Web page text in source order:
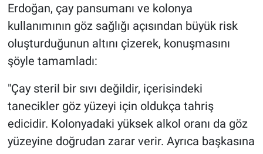
Erdoğan, çay pansumanı ve kolonya
kullanımının göz sağlığı açısından büyük risk
oluşturduğunun altını çizerek, konuşmasını
şöyle tamamladı:
"Çay steril bir sıvı değildir, içerisindeki
tanecikler göz yüzeyi için oldukça tahriş
edicidir. Kolonyadaki yüksek alkol oranı da göz
yüzeyine doğrudan zarar verir. Ayrıca başkasına